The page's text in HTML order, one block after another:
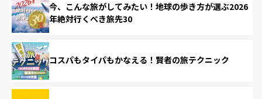
今、こんな旅がしてみたい！地球の歩き方が選ぶ2026
年絶対行くべき旅先30
コスパもタイパもかなえる！賢者の旅テクニック